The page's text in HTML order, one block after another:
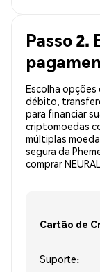
Passo 2.
Escolha
débito,
para financiar
criptomoedas
múltiplas
segura da
comprar
Cartão de
Suporte: